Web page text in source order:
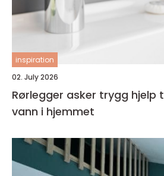
inspiration
02. July 2026
Rørlegger asker trygg hjelp til bad, varme og
vann i hjemmet